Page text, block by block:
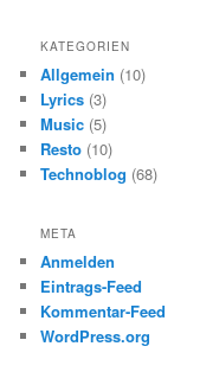
KATEGORIEN
Allgemein (10)
Lyrics (3)
Music (5)
Resto (10)
Technoblog (68)
META
Anmelden
Eintrags-Feed
Kommentar-Feed
WordPress.org